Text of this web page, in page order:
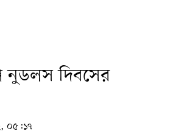
নুডলস দিবসের
০৫:১৭